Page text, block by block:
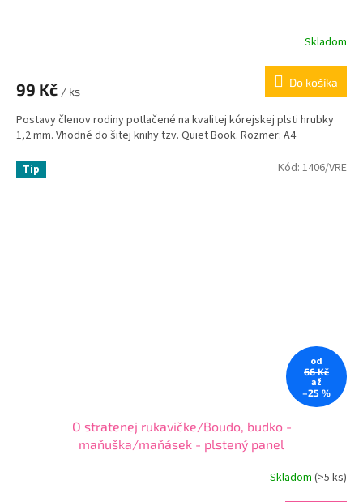
Skladom
99 Kč / ks
Do košíka
Postavy členov rodiny potlačené na kvalitej kórejskej plsti hrubky
1,2 mm. Vhodné do šitej knihy tzv. Quiet Book. Rozmer: A4
Tip
od
66 Kč
až
–25 %
O stratenej rukavičke/Boudo, budko -
maňuška/maňásek - plstený panel
Skladom (>5 ks)
Kód: 1406/VRE